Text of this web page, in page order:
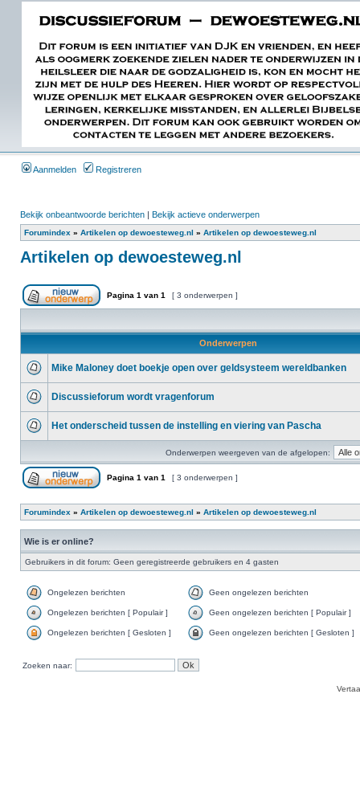
Aanmelden Registreren
Bekijk onbeantwoorde berichten | Bekijk actieve onderwerpen
Forumindex » Artikelen op dewoesteweg.nl » Artikelen op dewoesteweg.nl
Artikelen op dewoesteweg.nl
Pagina 1 van 1 [ 3 onderwerpen ]
Onderwerpen
Mike Maloney doet boekje open over geldsysteem wereldbanken
Discussieforum wordt vragenforum
Het onderscheid tussen de instelling en viering van Pascha
Onderwerpen weergeven van de afgelopen:
Pagina 1 van 1 [ 3 onderwerpen ]
Forumindex » Artikelen op dewoesteweg.nl » Artikelen op dewoesteweg.nl
Wie is er online?
Gebruikers in dit forum: Geen geregistreerde gebruikers en 4 gasten
Ongelezen berichten Geen ongelezen berichten
Ongelezen berichten [ Populair ] Geen ongelezen berichten [ Populair ]
Ongelezen berichten [ Gesloten ] Geen ongelezen berichten [ Gesloten ]
Zoeken naar: